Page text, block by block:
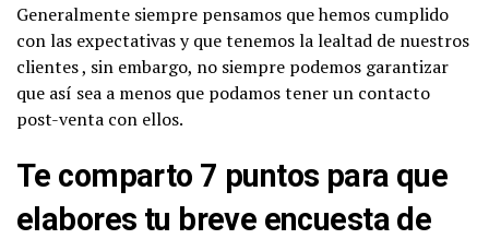
Generalmente siempre pensamos que hemos cumplido
con las expectativas y que tenemos la lealtad de nuestros
clientes , sin embargo, no siempre podemos garantizar
que así sea a menos que podamos tener un contacto
post-venta con ellos.
Te comparto 7 puntos para que
elabores tu breve encuesta de